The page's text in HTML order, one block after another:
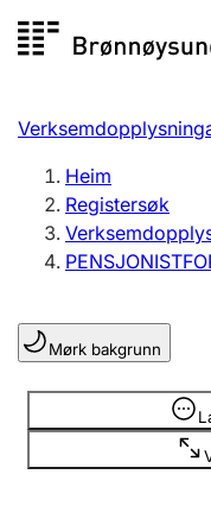
Registersøk
Aksjeselskap
Registrere, endre,
Lag og foreining
Registrere, endre,
Heim
Registersøk
Mørk bakgrunn
Opplysninger er skjult